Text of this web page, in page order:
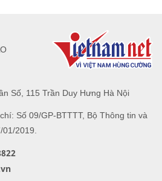
Số, 115 Trần Duy Hưng Hà Nội
Số 09/GP-BTTTT, Bộ Thông tin và
2019.